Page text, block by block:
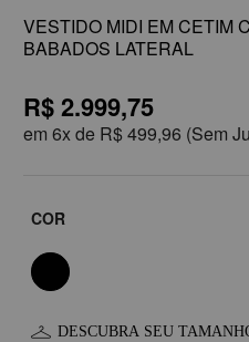
VESTIDO MIDI EM CETIM
BABADOS LATERAL
R$ 2.999,75
em 6x de R$ 499,96 (Sem
COR
DESCUBRA SEU